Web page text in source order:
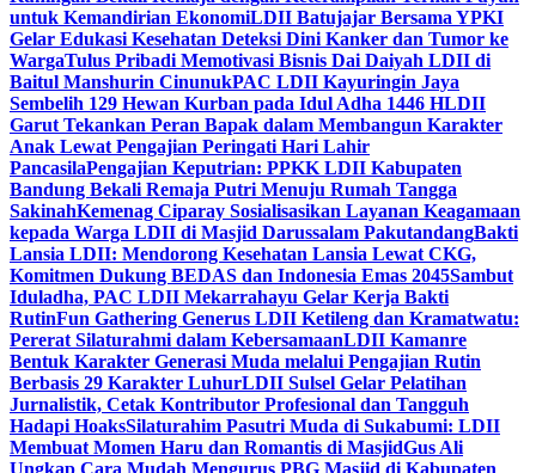
untuk Kemandirian EkonomiLDII Batujajar Bersama YPKI
Gelar Edukasi Kesehatan Deteksi Dini Kanker dan Tumor ke
WargaTulus Pribadi Memotivasi Bisnis Dai Daiyah LDII di
Baitul Manshurin CinunukPAC LDII Kayuringin Jaya
Sembelih 129 Hewan Kurban pada Idul Adha 1446 HLDII
Garut Tekankan Peran Bapak dalam Membangun Karakter
Anak Lewat Pengajian Peringati Hari Lahir
PancasilaPengajian Keputrian: PPKK LDII Kabupaten
Bandung Bekali Remaja Putri Menuju Rumah Tangga
SakinahKemenag Ciparay Sosialisasikan Layanan Keagamaan
kepada Warga LDII di Masjid Darussalam PakutandangBakti
Lansia LDII: Mendorong Kesehatan Lansia Lewat CKG,
Komitmen Dukung BEDAS dan Indonesia Emas 2045Sambut
Iduladha, PAC LDII Mekarrahayu Gelar Kerja Bakti
RutinFun Gathering Generus LDII Ketileng dan Kramatwatu:
Pererat Silaturahmi dalam KebersamaanLDII Kamanre
Bentuk Karakter Generasi Muda melalui Pengajian Rutin
Berbasis 29 Karakter LuhurLDII Sulsel Gelar Pelatihan
Jurnalistik, Cetak Kontributor Profesional dan Tangguh
Hadapi HoaksSilaturahim Pasutri Muda di Sukabumi: LDII
Membuat Momen Haru dan Romantis di MasjidGus Ali